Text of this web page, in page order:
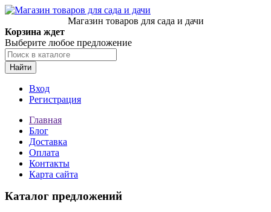
Магазин товаров для сада и дачи
Корзина ждет
Выберите любое предложение
Найти
Вход
Регистрация
Главная
Блог
Доставка
Оплата
Контакты
Карта сайта
Каталог предложений